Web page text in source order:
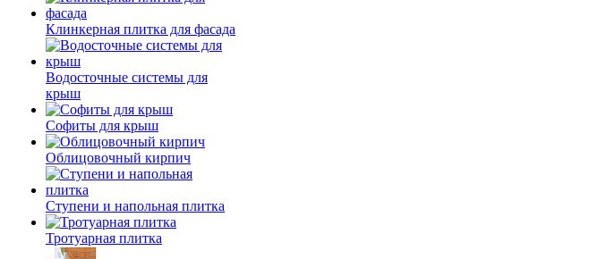
Клинкерная плитка для фасада
Водосточные системы для
крыш
Софиты для крыш
Облицовочный кирпич
Ступени и напольная плитка
Тротуарная плитка